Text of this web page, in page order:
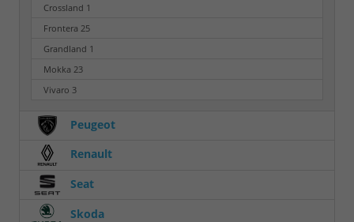
Crossland 1
Frontera 25
Grandland 1
Mokka 23
Vivaro 3
Peugeot
Renault
Seat
Skoda